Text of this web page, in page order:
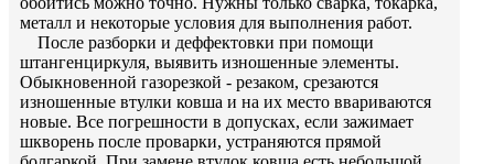
металл и некоторые условия для выполнения работ.
После разборки и деффектовки при помощи
штангенциркуля, выявить изношенные элементы.
Обыкновенной газорезкой - резаком, срезаются
изношенные втулки ковша и на их место ввариваются
новые. Все погрешности в допусках, если зажимает
шкворень после проварки, устраняются прямой